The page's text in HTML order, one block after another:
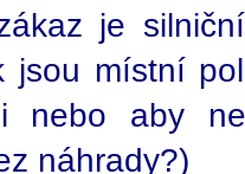
je
jsou místní
nebo aby
náhrady?)